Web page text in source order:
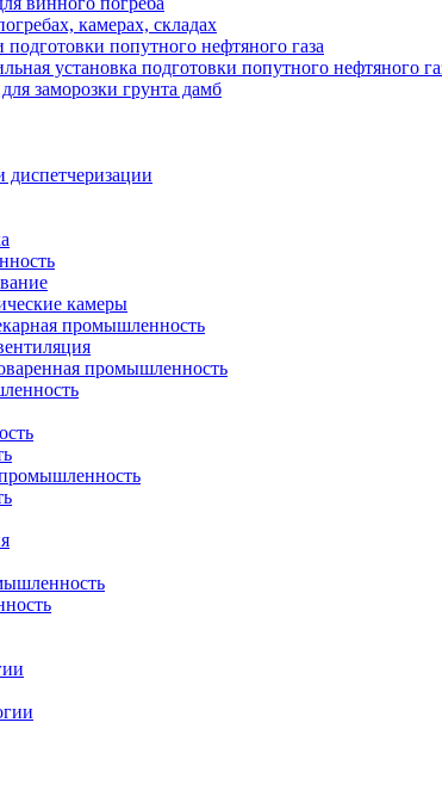
камерах, складах
попутного нефтяного газа
установка подготовки попутного нефтяного
заморозки грунта дамб
камеры
промышленность
промышленность